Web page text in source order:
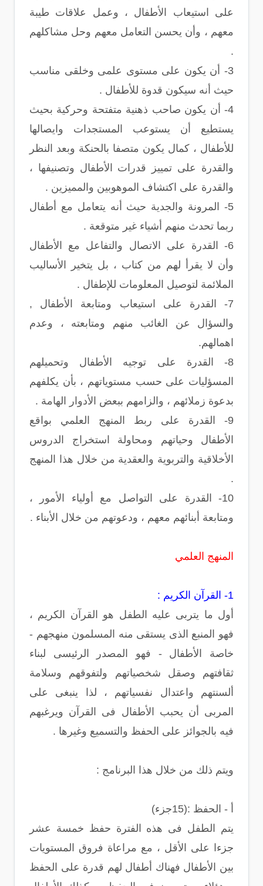
على استيعاب الأطفال ، وعمل علاقات طيبة
معهم ، وأن يحسن التعامل معهم وحل مشاكلهم
.
3- أن يكون على مستوى علمى وخلقى مناسب
حيث أنه سيكون قدوة للأطفال .
4- أن يكون صاحب ذهنية متفتحة وحركية بحيث
يستطيع أن يستوعب المستجدات وايصالها
للأطفال ، كمال يكون متصفا بالحنكة وبعد النظر
والقدرة على تمييز قدرات الأطفال وتصنيفها ،
والقدرة على اكتشاف الموهوبين والمميزين .
5- المرونة والجدية حيث أنه يتعامل مع أطفال
ربما تحدث منهم أشياء غير متوقعة .
6- القدرة على الاتصال والتفاعل مع الأطفال
وأن لا يقرأ لهم من كتاب ، بل يتخير الأساليب
الملائمة لتوصيل المعلومات للإطفال .
7- القدرة على استيعاب ومتابعة الأطفال ,
والسؤال عن الغائب منهم ومتابعته ، وعدم
اهمالهم.
8- القدرة على توجيه الأطفال وتحميلهم
المسؤليات على حسب مستوياتهم ، بأن يكلفهم
بدعوة زملائهم ، والزامهم ببعض الأدوار الهامة .
9- القدرة على ربط المنهج العلمي بواقع
الأطفال وحياتهم ومحاولة استخراج الدروس
الأخلاقية والتربوية والعقدية من خلال هذا المنهج
.
10- القدرة على التواصل مع أولياء الأمور ،
ومتابعة أبنائهم معهم ، ودعوتهم من خلال الأبناء .
المنهج العلمي
1- القرآن الكريم :
أول ما يتربى عليه الطفل هو القرآن الكريم ،
فهو المنبع الذى يستقى منه المسلمون منهجهم -
خاصة الأطفال - فهو المصدر الرئيسى لبناء
ثقافتهم وصقل شخصياتهم ولتفوقهم وسلامة
ألسنتهم واعتدال نفسياتهم ، لذا ينبغى على
المربى أن يحبب الأطفال فى القرآن ويرغبهم
فيه بالجوائز على الحفظ والتسميع وغيرها .
ويتم ذلك من خلال هذا البرنامج :
أ - الحفظ :(15جزء)
يتم الطفل فى هذه الفترة حفظ خمسة عشر
جزءا على الأقل ، مع مراعاة فروق المستويات
بين الأطفال فهناك أطفال لهم قدرة على الحفظ